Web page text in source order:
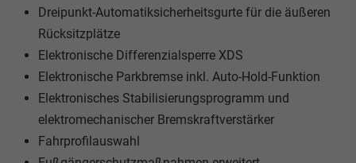
Dreipunkt-Automatiksicherheitsgurte für die äußeren
Rücksitzplätze
Elektronische Differenzialsperre XDS
Elektronische Parkbremse inkl. Auto-Hold-Funktion
Elektronisches Stabilisierungsprogramm und
elektromechanischer Bremskraftverstärker
Fahrprofilauswahl